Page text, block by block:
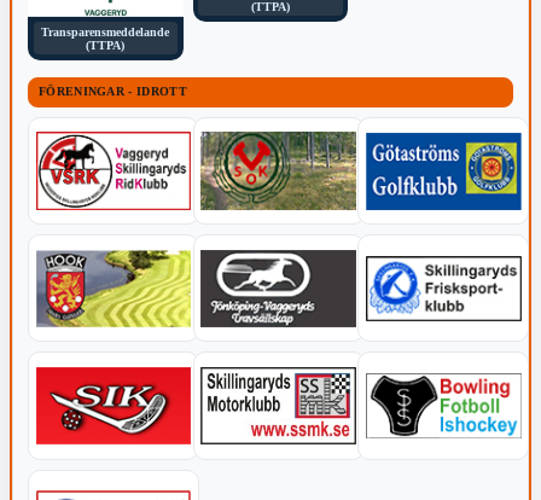
Transparensmeddelande
(TTPA)
(TTPA)
FÖRENINGAR - IDROTT